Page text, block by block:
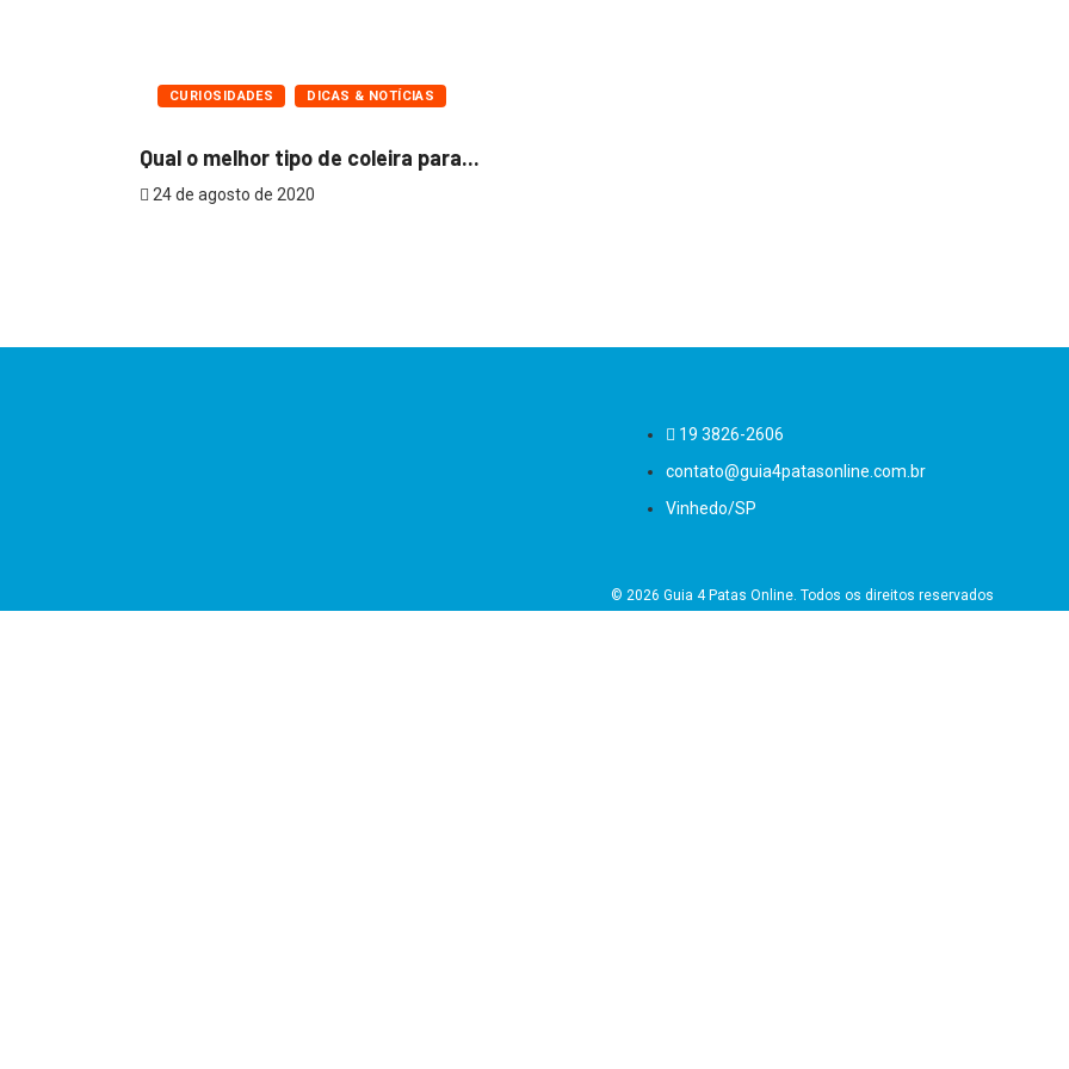
CURIOSIDADES DICAS & NOTÍCIAS
Qual o melhor tipo de coleira para...
24 de agosto de 2020
19 3826-2606
contato@guia4patasonline.com.br
Vinhedo/SP
© 2026 Guia 4 Patas Online. Todos os direitos reservados